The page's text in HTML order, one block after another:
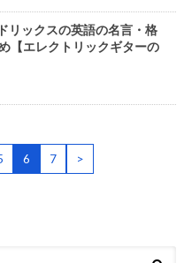
リックスの英語の名言・格
【エレクトリックギターの
6 7 >